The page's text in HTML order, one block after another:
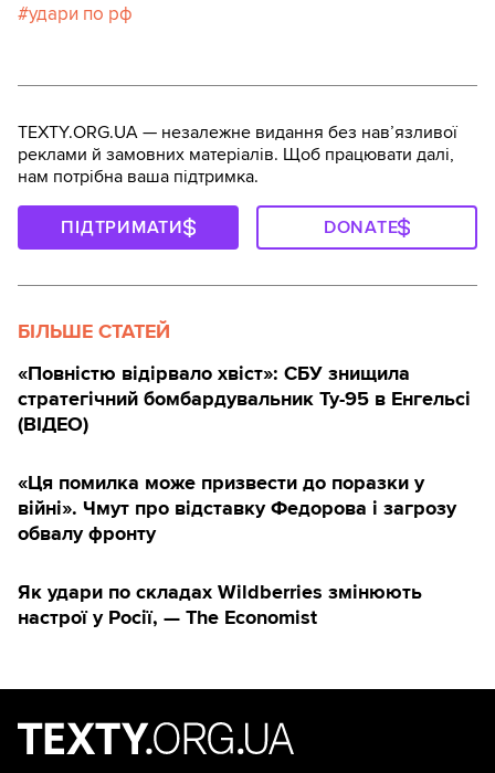
удари по рф
TEXTY.ORG.UA — незалежне видання без навʼязливої
реклами й замовних матеріалів. Щоб працювати далі,
нам потрібна ваша підтримка.
ПІДТРИМАТИ DONATE
БІЛЬШЕ СТАТЕЙ
«Повністю відірвало хвіст»: СБУ знищила
стратегічний бомбардувальник Ту-95 в Енгельсі
(ВІДЕО)
«Ця помилка може призвести до поразки у
війні». Чмут про відставку Федорова і загрозу
обвалу фронту
Як удари по складах Wildberries змінюють
настрої у Росії, — The Economist